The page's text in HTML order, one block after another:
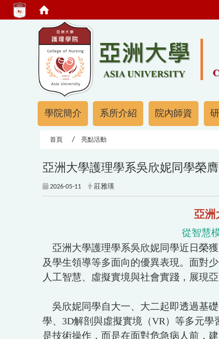
學院簡介 系所介紹 院內師資
首頁 亮點活動
亞洲大學護理學系吳欣妮同學榮
2026-05-11 莊雅瑛
亞洲
從智慧
亞洲大學護理學系吳欣妮同學近日榮
及學生領導等多面向的優異表現。面對
人工智慧、虛擬實境與社會實踐，展現
吳欣妮同學自大一、大二起即透過基
學、3D解剖與虛擬實境（VR）等多元
是技術操作，而是在面對危急病人前，